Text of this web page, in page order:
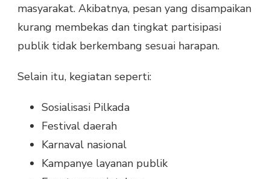
masyarakat. Akibatnya, pesan yang disampaikan
kurang membekas dan tingkat partisipasi
publik tidak berkembang sesuai harapan.
Selain itu, kegiatan seperti:
Sosialisasi Pilkada
Festival daerah
Karnaval nasional
Kampanye layanan publik